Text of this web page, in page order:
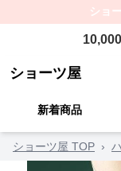
ショ
10,000
ショーツ屋
新着商品
ショーツ屋 TOP ›